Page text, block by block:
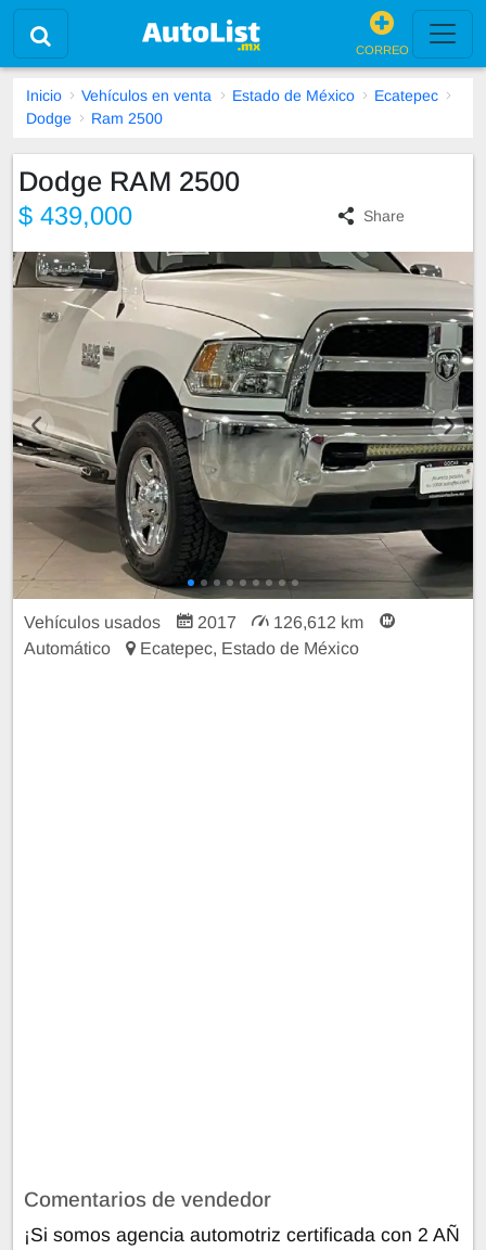
CORREO
Inicio Vehículos en venta Estado de México
Ecatepec
Dodge
Ram 2500
Dodge RAM 2500
$ 439,000 Share
Vehículos usados 2017
126,612 km
Automático
Ecatepec, Estado de México
Comentarios de vendedor
¡Si somos agencia automotriz certificada con 2 AÑ